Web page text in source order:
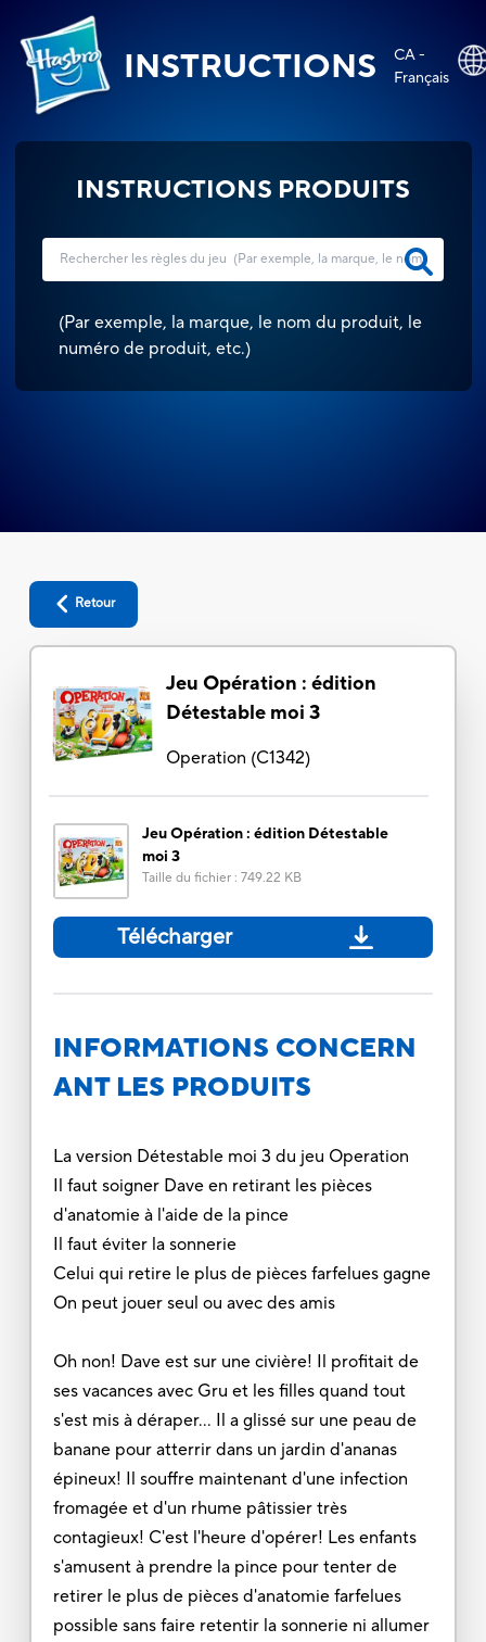
INSTRUCTIONS
CA -
Français
INSTRUCTIONS PRODUITS
(Par exemple, la marque, le nom du produit, le
numéro de produit, etc.)
Retour
Jeu Opération : édition
Détestable moi 3
Operation (C1342)
Jeu Opération : édition Détestable
moi 3
Taille du fichier: 749.22 KB
Télécharger
INFORMATIONS CONCERN
ANT LES PRODUITS
La version Détestable moi 3 du jeu Operation
Il faut soigner Dave en retirant les pièces
d'anatomie à l'aide de la pince
Il faut éviter la sonnerie
Celui qui retire le plus de pièces farfelues gagne
On peut jouer seul ou avec des amis
Oh non! Dave est sur une civière! Il profitait de
ses vacances avec Gru et les filles quand tout
s'est mis à déraper... Il a glissé sur une peau de
banane pour atterrir dans un jardin d'ananas
épineux! Il souffre maintenant d'une infection
fromagée et d'un rhume pâtissier très
contagieux! C'est l'heure d'opérer! Les enfants
s'amusent à prendre la pince pour tenter de
retirer le plus de pièces d'anatomie farfelues
possible sans faire retentir la sonnerie ni allumer